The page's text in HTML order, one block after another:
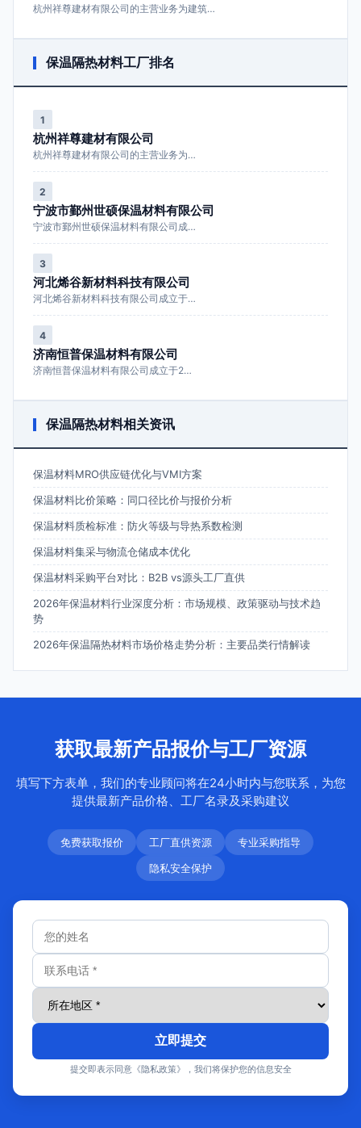
杭州祥尊建材有限公司的主营业务为建筑…
保温隔热材料工厂排名
1
杭州祥尊建材有限公司
杭州祥尊建材有限公司的主营业务为…
2
宁波市鄞州世硕保温材料有限公司
宁波市鄞州世硕保温材料有限公司成…
3
河北烯谷新材料科技有限公司
河北烯谷新材料科技有限公司成立于…
4
济南恒普保温材料有限公司
济南恒普保温材料有限公司成立于2…
保温隔热材料相关资讯
保温材料MRO供应链优化与VMI方案
保温材料比价策略：同口径比价与报价分析
保温材料质检标准：防火等级与导热系数检测
保温材料集采与物流仓储成本优化
保温材料采购平台对比：B2B vs源头工厂直供
2026年保温材料行业深度分析：市场规模、政策驱动与技术趋
势
2026年保温隔热材料市场价格走势分析：主要品类行情解读
获取最新产品报价与工厂资源
填写下方表单，我们的专业顾问将在24小时内与您联系，为您
提供最新产品价格、工厂名录及采购建议
免费获取报价 工厂直供资源
专业采购指导
隐私安全保护
立即提交
提交即表示同意《隐私政策》，我们将保护您的信息安全